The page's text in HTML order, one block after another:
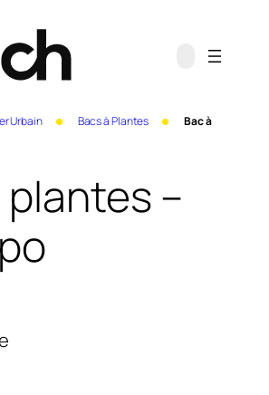
Urbain Bacs à Plantes
Bac à
plantes –